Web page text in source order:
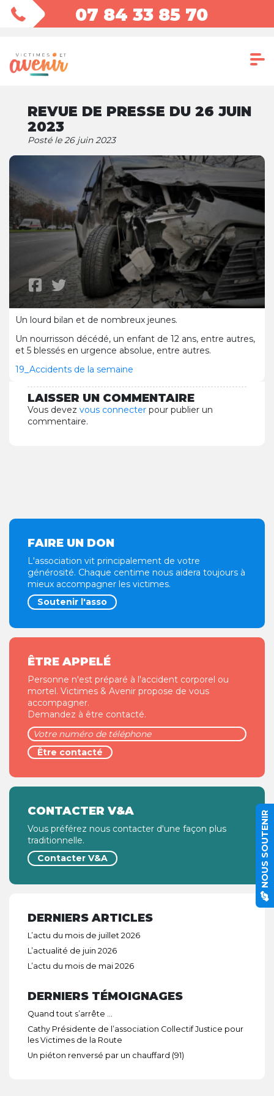
07 84 33 85 70
REVUE DE PRESSE DU 26 JUIN
2023
Posté le 26 juin 2023
Un lourd bilan et de nombreux jeunes.
Un nourrisson décédé, un enfant de 12 ans, entre autres,
et 5 blessés en urgence absolue, entre autres.
19_Accidents de la semaine
LAISSER UN COMMENTAIRE
Vous devez vous connecter pour publier un
commentaire.
FAIRE UN DON
L'association vit principalement de votre
générosité. Chaque centime nous aidera toujours à
mieux accompagner les victimes.
Soutenir l'asso
ÊTRE APPELÉ
Personne n'est préparé à l'accident corporel ou
mortel. Victimes & Avenir propose de vous
accompagner.
Demandez à être contacté.
CONTACTER V&A
Vous préférez nous contacter d'une façon plus
traditionnelle.
Contacter V&A
DERNIERS ARTICLES
L’actu du mois de juillet 2026
L’actualité de juin 2026
L’actu du mois de mai 2026
DERNIERS TÉMOIGNAGES
Quand tout s’arrête …
Cathy Présidente de l’association Collectif Justice pour
les Victimes de la Route
Un piéton renversé par un chauffard (91)
NOUS SOUTENIR